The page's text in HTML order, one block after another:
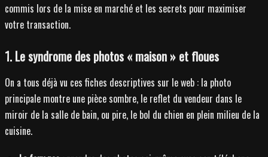
commis lors de la mise en marché et les secrets pour maximiser
votre transaction.
1. Le syndrome des photos « maison » et floues
On a tous déjà vu ces fiches descriptives sur le web : la photo
principale montre une pièce sombre, le reflet du vendeur dans le
miroir de la salle de bain, ou pire, le bol du chien en plein milieu de la
cuisine.